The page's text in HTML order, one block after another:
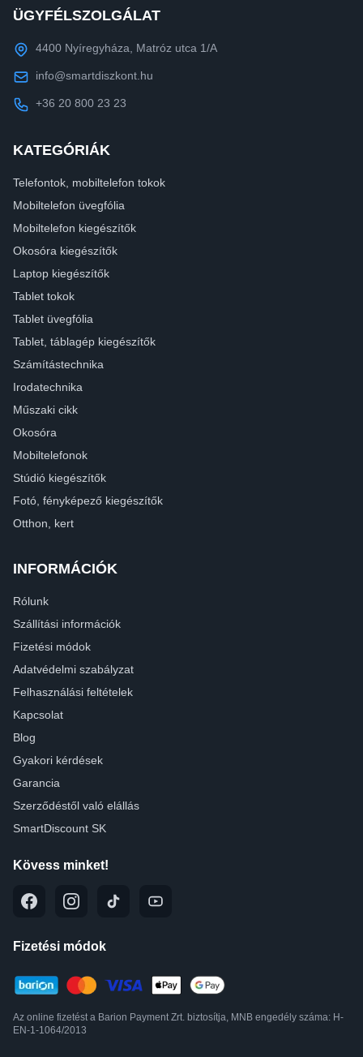
ÜGYFÉLSZOLGÁLAT
4400 Nyíregyháza, Matróz utca 1/A
info@smartdiszkont.hu
+36 20 800 23 23
KATEGÓRIÁK
Telefontok, mobiltelefon tokok
Mobiltelefon üvegfólia
Mobiltelefon kiegészítők
Okosóra kiegészítők
Laptop kiegészítők
Tablet tokok
Tablet üvegfólia
Tablet, táblagép kiegészítők
Számítástechnika
Irodatechnika
Műszaki cikk
Okosóra
Mobiltelefonok
Stúdió kiegészítők
Fotó, fényképező kiegészítők
Otthon, kert
INFORMÁCIÓK
Rólunk
Szállítási információk
Fizetési módok
Adatvédelmi szabályzat
Felhasználási feltételek
Kapcsolat
Blog
Gyakori kérdések
Garancia
Szerződéstől való elállás
SmartDiscount SK
Kövess minket!
Fizetési módok
Az online fizetést a Barion Payment Zrt. biztosítja, MNB engedély száma: H-
EN-1-1064/2013